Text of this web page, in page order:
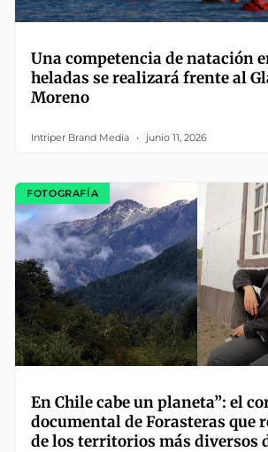
Una competencia de natación
heladas se realizará frente al
Moreno
Intriper Brand Media junio 11, 2026
FOTOGRAFÍA
En Chile cabe un planeta”: el
documental de Forasteras que
de los territorios más diversos